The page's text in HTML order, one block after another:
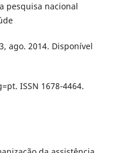
pesquisa nacional
ago. 2014. Disponível
ISSN 1678-4464.